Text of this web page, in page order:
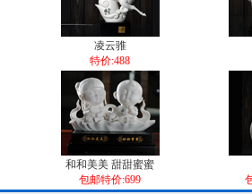
凌云骓
特价:488
和和美美 甜甜蜜蜜
包邮特价:699